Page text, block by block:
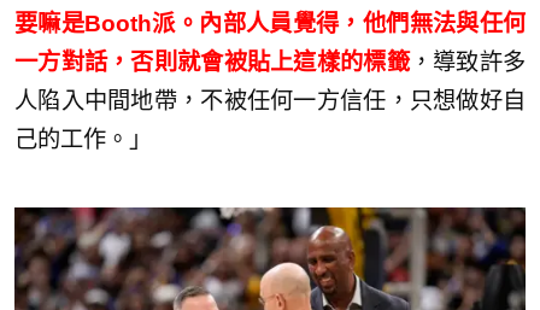
要嘛是Booth派。內部人員覺得，他們無法與任何
一方對話，否則就會被貼上這樣的標籤，導致許多
人陷入中間地帶，不被任何一方信任，只想做好自
己的工作。」